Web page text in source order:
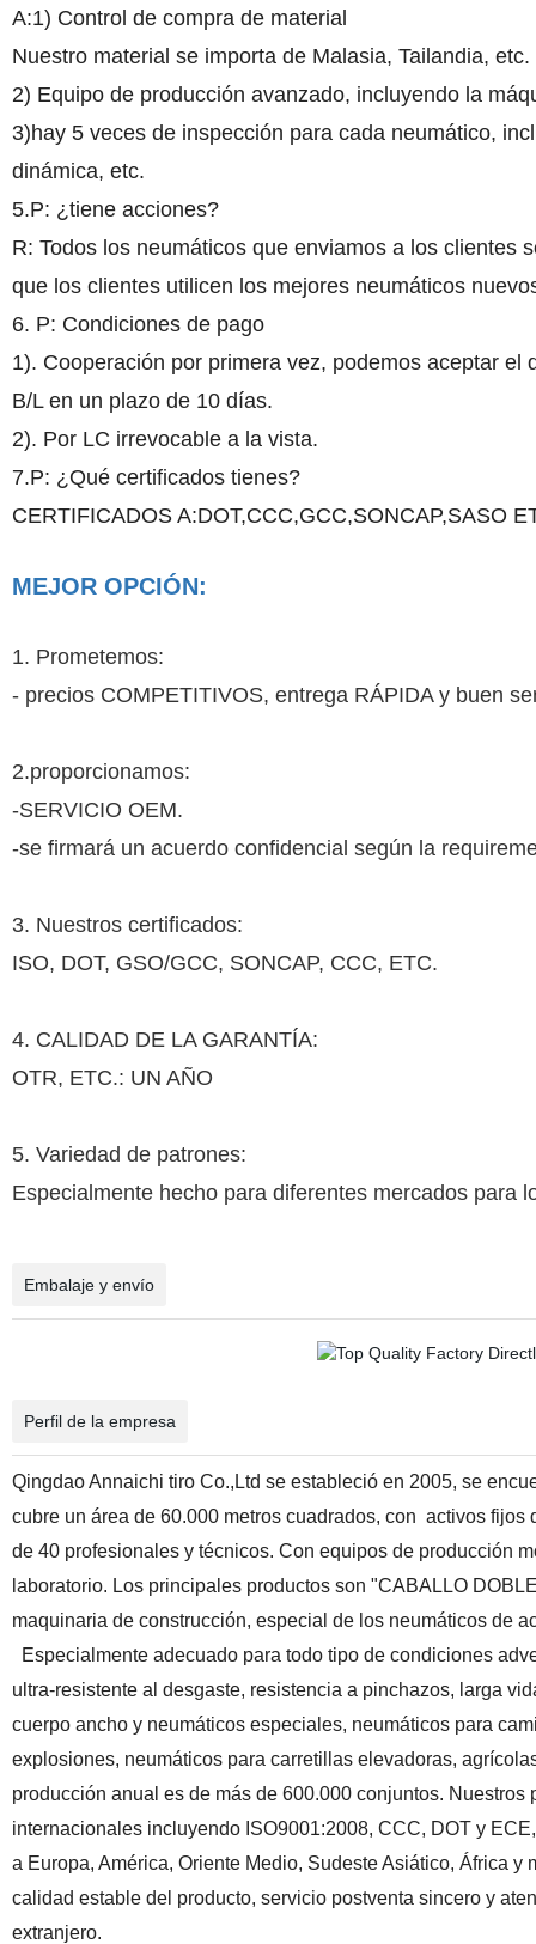
A:1) Control de compra de material
Nuestro material se importa de Malasia, Tailandia,
2) Equipo de producción avanzado, incluyendo la
3)hay 5 veces de inspección para cada neumático,
dinámica, etc.
5.P: ¿tiene acciones?
R: Todos los neumáticos que enviamos a los clientes
que los clientes utilicen los mejores neumáticos
6. P: Condiciones de pago
1). Cooperación por primera vez, podemos aceptar
B/L en un plazo de 10 días.
2). Por LC irrevocable a la vista.
7.P: ¿Qué certificados tienes?
CERTIFICADOS A:DOT,CCC,GCC,SONCAP,SASO
MEJOR OPCIÓN:
1. Prometemos:
- precios COMPETITIVOS, entrega RÁPIDA y buen
2.proporcionamos:
-SERVICIO OEM.
-se firmará un acuerdo confidencial según la
3. Nuestros certificados:
ISO, DOT, GSO/GCC, SONCAP, CCC, ETC.
4. CALIDAD DE LA GARANTÍA:
OTR, ETC.: UN AÑO
5. Variedad de patrones:
Especialmente hecho para diferentes mercados para
Embalaje y envío
Perfil de la empresa
Qingdao Annaichi tiro Co.,Ltd se estableció en 2005, se
cubre un área de 60.000 metros cuadrados, con activos fijos
de 40 profesionales y técnicos. Con equipos de producción
laboratorio. Los principales productos son "CABALLO
maquinaria de construcción, especial de los neumáticos de
Especialmente adecuado para todo tipo de condiciones
ultra-resistente al desgaste, resistencia a pinchazos, larga
cuerpo ancho y neumáticos especiales, neumáticos para
explosiones, neumáticos para carretillas elevadoras,
producción anual es de más de 600.000 conjuntos.
internacionales incluyendo ISO9001:2008, CCC, DOT y ECE,
a Europa, América, Oriente Medio, Sudeste Asiático, África
calidad estable del producto, servicio postventa sincero y
extranjero.